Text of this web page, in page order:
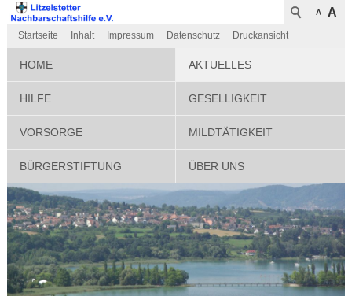
A A
Startseite Inhalt Impressum Datenschutz Druckansicht
HOME AKTUELLES
HILFE GESELLIGKEIT
VORSORGE MILDTÄTIGKEIT
BÜRGERSTIFTUNG ÜBER UNS